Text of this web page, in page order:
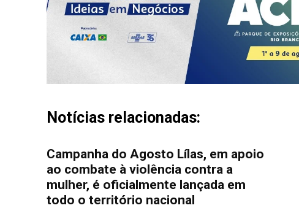
Notícias relacionadas:
Campanha do Agosto Lílas, em apoio
ao combate à violência contra a
mulher, é oficialmente lançada em
todo o território nacional